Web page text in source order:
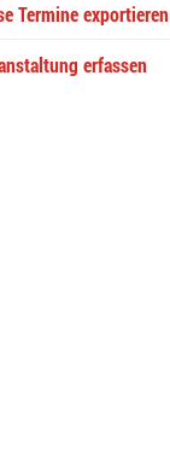
Termine exportieren
erfassen